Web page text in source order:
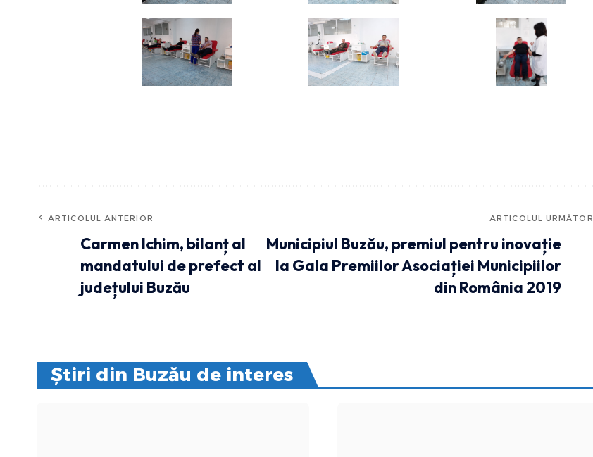
ARTICOLUL ANTERIOR
Carmen Ichim, bilanț al
mandatului de prefect al
județului Buzău
ARTICOLUL URMĂTOR
Municipiul Buzău, premiul pentru inovație
la Gala Premiilor Asociației Municipiilor
din România 2019
Știri din Buzău de interes